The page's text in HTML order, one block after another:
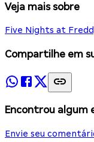
Veja mais sobre
Five Nights at
Compartilhe em
Encontrou algum
Envie seu